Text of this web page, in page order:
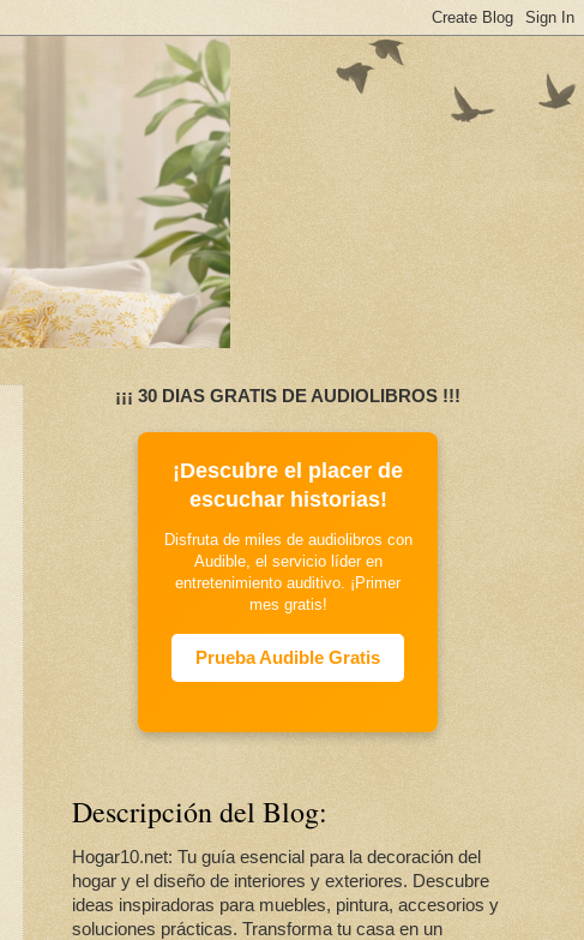
¡¡¡ 30 DIAS GRATIS DE AUDIOLIBROS !!!
¡Descubre el placer de
escuchar historias!
Disfruta de miles de audiolibros con
Audible, el servicio líder en
entretenimiento auditivo. ¡Primer
mes gratis!
Prueba Audible Gratis
Descripción del Blog:
Hogar10.net: Tu guía esencial para la decoración del
hogar y el diseño de interiores y exteriores. Descubre
ideas inspiradoras para muebles, pintura, accesorios y
soluciones prácticas. Transforma tu casa en un